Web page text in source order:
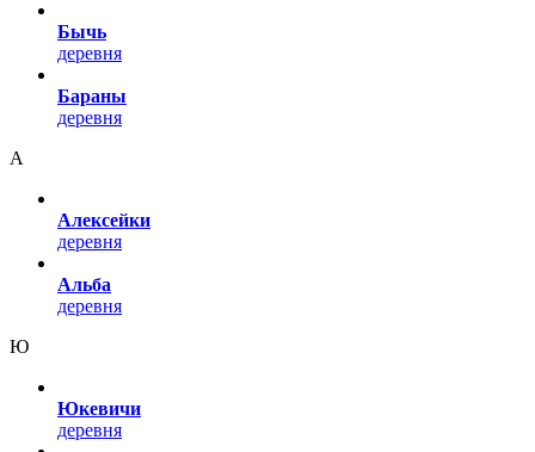
Бычь
деревня
Бараны
деревня
А
Алексейки
деревня
Альба
деревня
Ю
Юкевичи
деревня